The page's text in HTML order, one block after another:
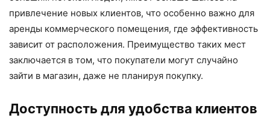
привлечение новых клиентов, что особенно важно для
аренды коммерческого помещения, где эффективность
зависит от расположения. Преимущество таких мест
заключается в том, что покупатели могут случайно
зайти в магазин, даже не планируя покупку.
Доступность для удобства клиентов